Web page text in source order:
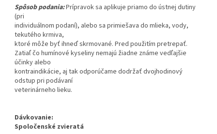
Spôsob podania:Prípravok sa aplikuje priamo do ústnej dutiny
(pri
individuálnom podaní), alebo sa primiešava do mlieka, vody,
tekutého krmiva,
ktoré môže byť ihneď skrmované. Pred použitím pretrepať.
Zatiaľ čo humínové kyseliny nemajú žiadne známe vedľajšie
účinky alebo
kontraindikácie, aj tak odporúčame dodržať dvojhodinový
odstup pri podávaní
veterinárneho lieku.
Dávkovanie:
Spoločenské zvieratá